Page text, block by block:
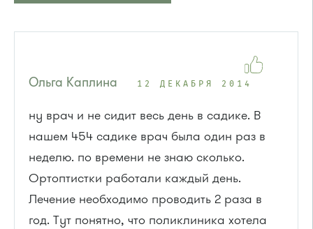
Ольга Каплина 12 ДЕКАБРЯ 2014
ну врач и не сидит весь день в садике. В
нашем 454 садике врач была один раз в
неделю. по времени не знаю сколько.
Ортоптистки работали каждый день.
Лечение необходимо проводить 2 раза в
год. Тут понятно, что поликлиника хотела